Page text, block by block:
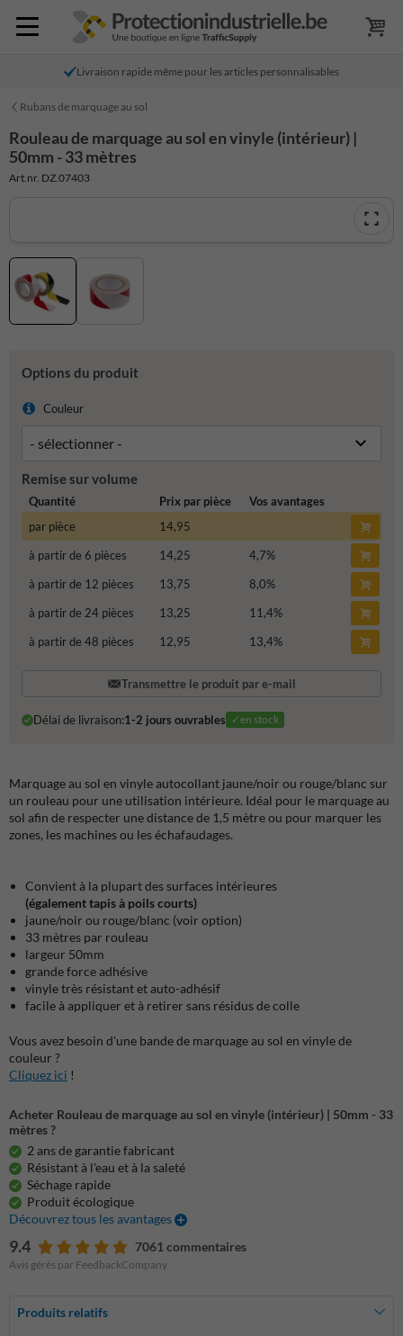
Livraison rapide même pour les articles personnalisables
Rubans de marquage au sol
Rouleau de marquage au sol en vinyle (intérieur) |
50mm - 33 mètres
Art.nr. DZ.07403
Options du produit
Couleur
Remise sur volume
Quantité Prix par pièce
Vos avantages
par pièce
14,95
à partir de 6 pièces
14,25 4,7%
à partir de 12 pièces
13,75 8,0%
à partir de 24 pièces
13,25 11,4%
à partir de 48 pièces
12,95 13,4%
Transmettre le produit par e-mail
Délai de livraison:1-2 jours ouvrables ✓en stock
Marquage au sol en vinyle autocollant jaune/noir ou rouge/blanc sur
un rouleau pour une utilisation intérieure. Idéal pour le marquage au
sol afin de respecter une distance de 1,5 mètre ou pour marquer les
zones, les machines ou les échafaudages.
Convient à la plupart des surfaces intérieures
(également tapis à poils courts)
jaune/noir ou rouge/blanc (voir option)
33 mètres par rouleau
largeur 50mm
grande force adhésive
vinyle très résistant et auto-adhésif
facile à appliquer et à retirer sans résidus de colle
Vous avez besoin d'une bande de marquage au sol en vinyle de
couleur ?
Cliquez ici !
Acheter Rouleau de marquage au sol en vinyle (intérieur) | 50mm - 33
mètres ?
2 ans de garantie fabricant
Résistant à l'eau et à la saleté
Séchage rapide
Produit écologique
Découvrez tous les avantages
9.4 7061 commentaires
Avis gérés par FeedbackCompany
Produits relatifs